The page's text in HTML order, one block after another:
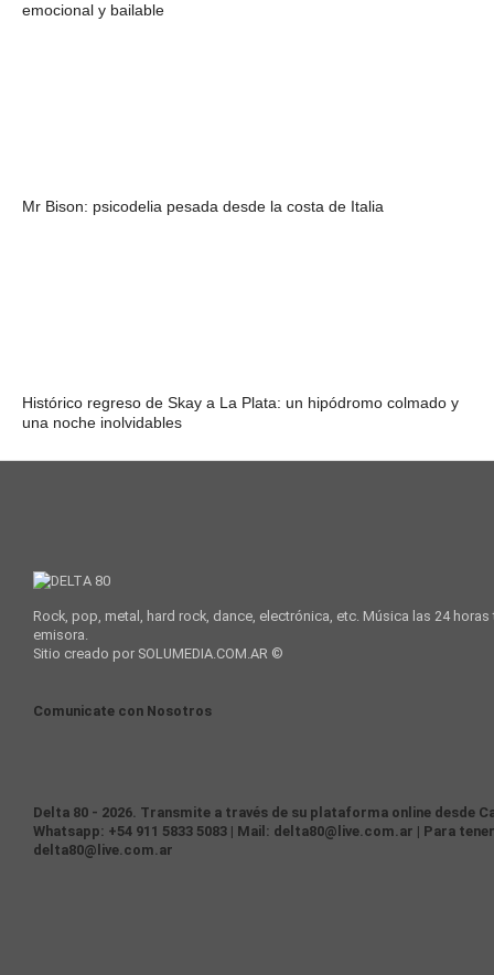
emocional y bailable
Mr Bison: psicodelia pesada desde la costa de Italia
Histórico regreso de Skay a La Plata: un hipódromo colmado y
una noche inolvidables
Rock, pop, metal, hard rock, dance, electrónica, etc. Música las 24
emisora.
Sitio creado por SOLUMEDIA.COM.AR ©
Comunicate con Nosotros
Delta 80 - 2026. Transmite a través de su plataforma online desde
Whatsapp: +54 911 5833 5083 | Mail: delta80@live.com.ar | Para
delta80@live.com.ar